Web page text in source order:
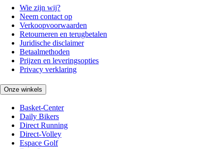
Wie zijn wij?
Neem contact op
Verkoopvoorwaarden
Retourneren en terugbetalen
Juridische disclaimer
Betaalmethoden
Prijzen en leveringsopties
Privacy verklaring
Onze winkels
Basket-Center
Daily Bikers
Direct Running
Direct-Volley
Espace Golf